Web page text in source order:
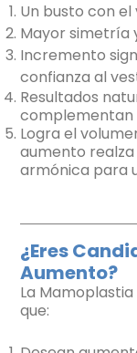
Un busto con
Mayor simetría
Incremento
confianza al
Resultados
complementan
Logra el
aumento
armónica para
¿Eres
Aumento?
La
que: